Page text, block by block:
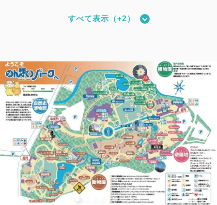
税・サービス料込
会員価格 41,420 円~
大人2名1室
税・サービス料込
合計 43,600円~
獲得ポイント 753~
禁煙 80.00m2 2~8名
シングルサイズ×2 Wi-Fiあり（無料）
詳細 日付を選択
すべて表示（+2）